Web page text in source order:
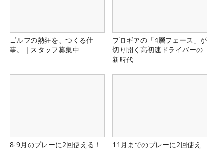
ゴルフの熱狂を、つくる仕
事。｜スタッフ募集中
プロギアの「4層フェース」が
切り開く高初速ドライバーの
新時代
8-9月のプレーに2回使える！
11月までのプレーに2回使え